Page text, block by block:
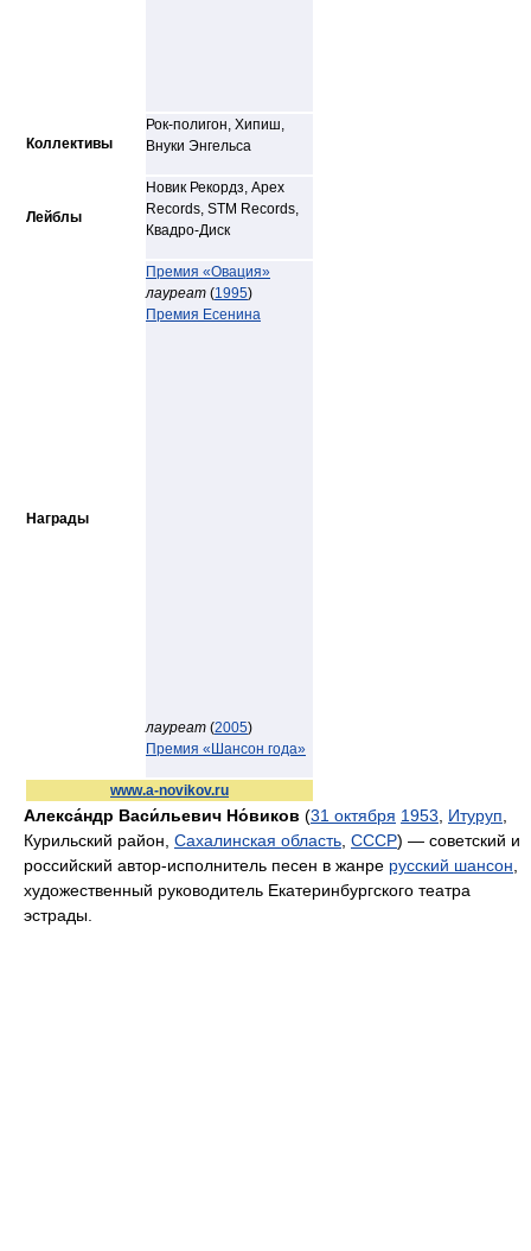
Коллективы
Рок-полигон, Хипиш,
Внуки Энгельса
Лейблы
Новик Рекордз, Apex
Records, STM Records,
Квадро-Диск
Награды
Премия «Овация»
лауреат (1995)
Премия Есенина
лауреат (2005)
Премия «Шансон года»
www.a-novikov.ru
Алекса́ндр Васи́льевич Но́виков (31 октября 1953 Итуруп
Курильский район, Сахалинская область СССР) — советский и
российский автор-исполнитель песен в жанре русский шансон
художественный руководитель Екатеринбургского театра
эстрады.